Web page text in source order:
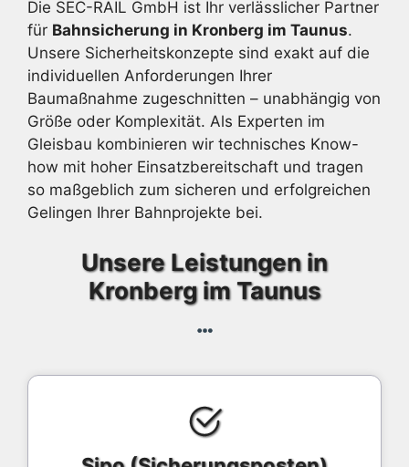
Die SEC-RAIL GmbH ist Ihr verlässlicher Partner
für Bahnsicherung in Kronberg im Taunus.
Unsere Sicherheitskonzepte sind exakt auf die
individuellen Anforderungen Ihrer
Baumaßnahme zugeschnitten – unabhängig von
Größe oder Komplexität. Als Experten im
Gleisbau kombinieren wir technisches Know-
how mit hoher Einsatzbereitschaft und tragen
so maßgeblich zum sicheren und erfolgreichen
Gelingen Ihrer Bahnprojekte bei.
Unsere Leistungen in
Kronberg im Taunus